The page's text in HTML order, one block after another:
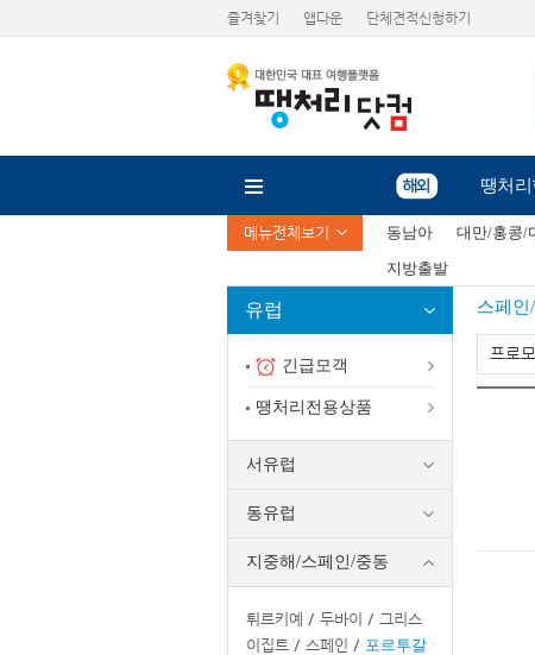
즐겨찾기 앱다운 단체견적신청하기
땡처
메뉴전체보기 동남아 대만/홍콩/
지방출발
유럽
긴급모객
땡처리전용상품
서유럽
동유럽
지중해/스페인/중동
튀르키예 두바이
그리스
이집트
스페인 포르투갈
스페인
프로